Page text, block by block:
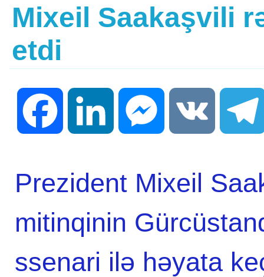
Mixeil Saakaşvili
etdi
Facebook LinkedIn Messenger VK
Prezident Mixeil
mitinqinin
ssenari ilə həyata